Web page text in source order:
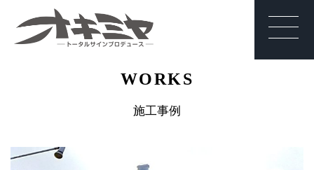
板 有限会社オキWORKS
施工事例